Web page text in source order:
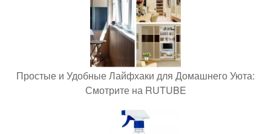
Простые и Удобные Лайфхаки для Домашнего Уюта:
Смотрите на RUTUBE